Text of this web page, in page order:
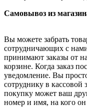
Самовывоз из
Вы можете забрать
сотрудничающих с
принимают заказы от
корзине. Когда заказ
уведомление. Вы
сотруднику в кассовой
покупку может ваш
номер и имя, на кого